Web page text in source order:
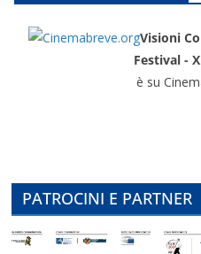
Visioni
Festival -
è su
PATROCINI E PARTNER